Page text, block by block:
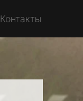
Контакты